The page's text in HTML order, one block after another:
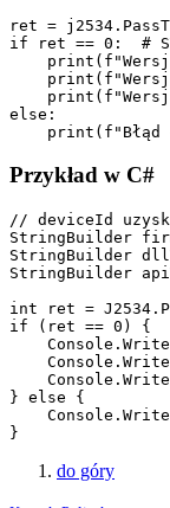
ret =
if ret == 0:  #
else:
print(f"Błąd
Przykład w C#
// deviceId
StringBuilder
StringBuilder
StringBuilder
int ret =
if (ret == 0) {
} else {
}
do góry